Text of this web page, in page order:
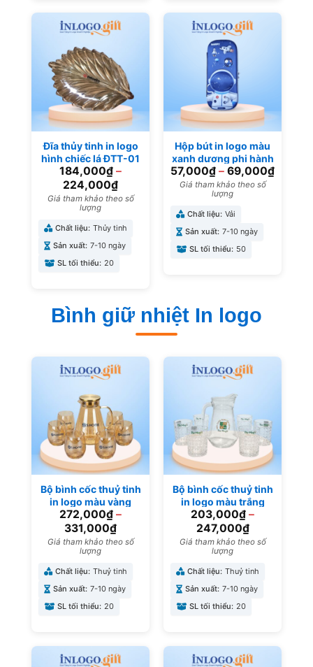
Đĩa thủy tinh in logo
hình chiếc lá ĐTT-01
184,000₫ –
224,000₫
Giá tham khảo theo số
lượng
Chất liệu: Thủy tinh
Sản xuất: 7-10 ngày
SL tối thiểu: 20
Hộp bút in logo màu
xanh dương phi hành
gia HB-04
57,000₫ – 69,000₫
Giá tham khảo theo số
lượng
Chất liệu: Vải
Sản xuất: 7-10 ngày
SL tối thiểu: 50
Bình giữ nhiệt In logo
Bộ bình cốc thuỷ tinh
in logo màu vàng
BBL-08
272,000₫ –
331,000₫
Giá tham khảo theo số
lượng
Chất liệu: Thuỷ tinh
Sản xuất: 7-10 ngày
SL tối thiểu: 20
Bộ bình cốc thuỷ tinh
in logo màu trắng
trong suốt BBL-07
203,000₫ –
247,000₫
Giá tham khảo theo số
lượng
Chất liệu: Thuỷ tinh
Sản xuất: 7-10 ngày
SL tối thiểu: 20